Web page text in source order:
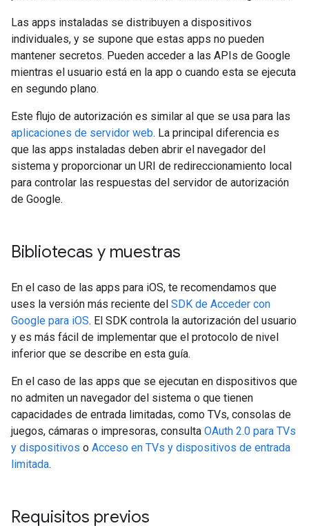
Las apps instaladas se distribuyen a dispositivos
individuales, y se supone que estas apps no pueden
mantener secretos. Pueden acceder a las APIs de Google
mientras el usuario está en la app o cuando esta se ejecuta
en segundo plano.
Este flujo de autorización es similar al que se usa para las
aplicaciones de servidor web. La principal diferencia es
que las apps instaladas deben abrir el navegador del
sistema y proporcionar un URI de redireccionamiento local
para controlar las respuestas del servidor de autorización
de Google.
Bibliotecas y muestras
En el caso de las apps para iOS, te recomendamos que
uses la versión más reciente del SDK de Acceder con
Google para iOS. El SDK controla la autorización del usuario
y es más fácil de implementar que el protocolo de nivel
inferior que se describe en esta guía.
En el caso de las apps que se ejecutan en dispositivos que
no admiten un navegador del sistema o que tienen
capacidades de entrada limitadas, como TVs, consolas de
juegos, cámaras o impresoras, consulta OAuth 2.0 para TVs
y dispositivos o Acceso en TVs y dispositivos de entrada
limitada.
Requisitos previos